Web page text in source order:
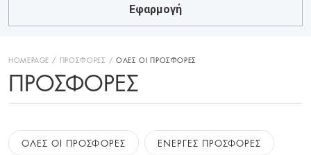
Εφαρμογή
HOMEPAGE ΠΡΟΣΦΟΡΕΣ ΟΛΕΣ ΟΙ ΠΡΟΣΦΟΡΕΣ
ΠΡΟΣΦΟΡΈΣ
ΟΛΕΣ ΟΙ ΠΡΟΣΦΟΡΕΣ ΕΝΕΡΓΕΣ ΠΡΟΣΦΟΡΕΣ